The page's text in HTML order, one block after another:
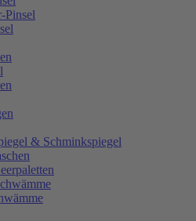
Pinsel
& Schminkspiegel